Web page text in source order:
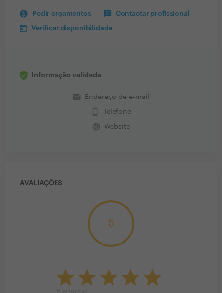
Pedir orçamentos Contactar profissional
Verificar disponibilidade
Informação validada
email Endereço de e-mail
phone_iphone Telefone
language Website
AVALIAÇÕES
5